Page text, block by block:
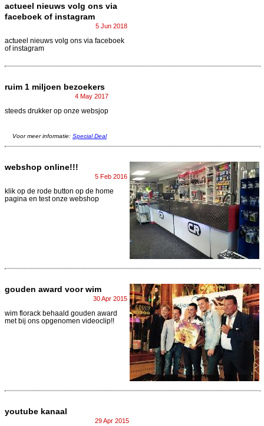
actueel nieuws volg ons via
faceboek of instagram
5 Jun 2018
actueel nieuws volg ons via faceboek
of instagram
ruim 1 miljoen bezoekers
4 May 2017
steeds drukker op onze websjop
Voor meer informatie: Special Deal
webshop online!!!
5 Feb 2016
klik op de rode button op de home
pagina en test onze webshop
gouden award voor wim
30 Apr 2015
wim florack behaald gouden award
met bij ons opgenomen videoclip!!
youtube kanaal
29 Apr 2015